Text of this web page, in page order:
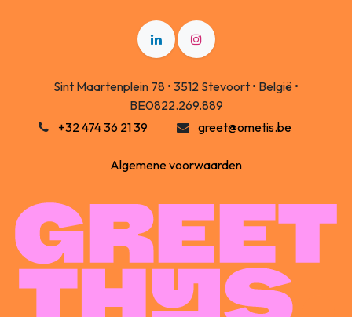
Sint Maartenplein 78 • 3512 Stevoort • België •
BE0822.269.889
+32 474 36 21 39
greet@ometis.be
Algemene voorwaarden